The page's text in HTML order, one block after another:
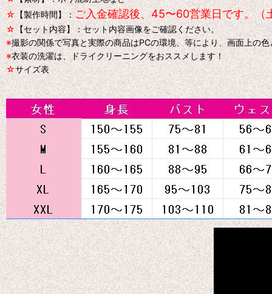
☆【製作時間】：ご入金確認後、45〜60営業日です。（
☆【セット内容】：セット内容画像をご確認ください。
※撮影の関係で写真と実際の商品はPCの環境、等により、画面上の
※衣装の洗濯は、ドライクリーニングをおススメします！
☆サイズ表